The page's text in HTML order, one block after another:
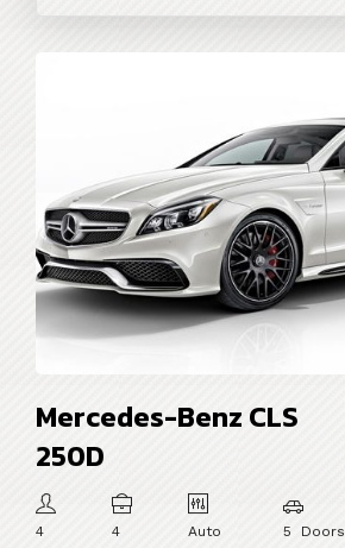
Mercedes-Benz CLS
250D
4 4 Auto 5 Doors